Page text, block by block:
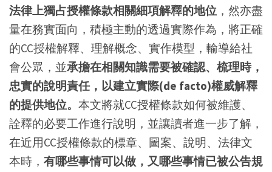
法律上獨占授權條款相關細項解釋的地位 ，然亦盡
量在務實面向，積極主動的透過實際作為，將正確
的CC授權解釋、理解概念、實作模型，輸導給社
會公眾，並承擔在相關知識需要被確認、梳理時，
忠實的說明責任，以建立實際(de facto)權威解釋
的提供地位。 本文將就CC授權條款如何被維護、
詮釋的必要工作進行說明，並讓讀者進一步了解，
在近用CC授權條款的標章、圖案、說明、法律文
本時， 有哪些事情可以做，又哪些事情已被公告規